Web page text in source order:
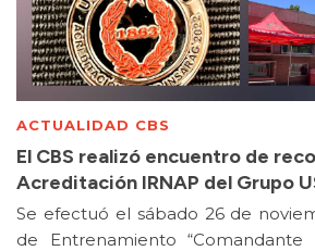
ACTUALIDAD CBS
El CBS realizó encuentro de
Acreditación IRNAP del Grupo
Se efectuó el sábado 26 de
de Entrenamiento